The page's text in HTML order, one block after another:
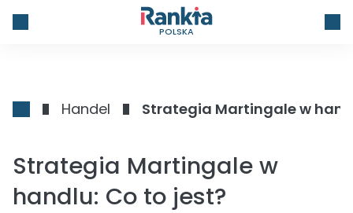
POLSKA
Handel Strategia Martingale w
Strategia Martingale w
handlu: Co to jest?